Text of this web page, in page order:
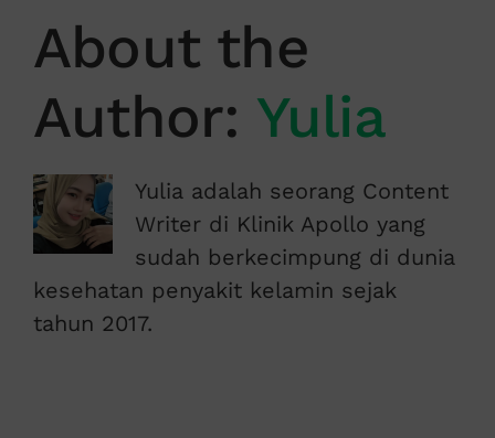
About the
Author: Yulia
Yulia adalah seorang Content
Writer di Klinik Apollo yang
sudah berkecimpung di dunia
kesehatan penyakit kelamin sejak
tahun 2017.